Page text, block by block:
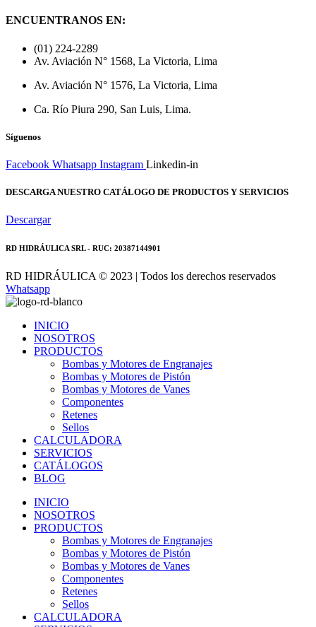
ENCUENTRANOS EN:
(01) 224-2289
Av. Aviación N° 1568, La Victoria, Lima
Av. Aviación N° 1576, La Victoria, Lima
Ca. Río Piura 290, San Luis, Lima.
Síguenos
Facebook Whatsapp Instagram Linkedin-in
DESCARGA NUESTRO CATÁLOGO DE PRODUCTOS Y SERVICIOS
Descargar
RD HIDRÁULICA SRL - RUC: 20387144901
RD HIDRÁULICA © 2023 | Todos los derechos reservados
Whatsapp
INICIO
NOSOTROS
PRODUCTOS
Bombas y Motores de Engranajes
Bombas y Motores de Pistón
Bombas y Motores de Vanes
Componentes
Retenes
Sellos
CALCULADORA
SERVICIOS
CATÁLOGOS
BLOG
INICIO
NOSOTROS
PRODUCTOS
Bombas y Motores de Engranajes
Bombas y Motores de Pistón
Bombas y Motores de Vanes
Componentes
Retenes
Sellos
CALCULADORA